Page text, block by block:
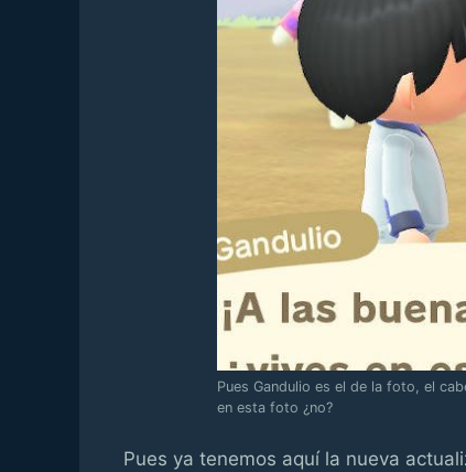
Pues Gandulio es el de la foto, el
en esta foto ¿no?
Pues ya tenemos aquí la nueva